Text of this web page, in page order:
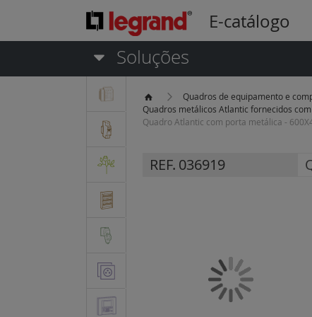
E-catálogo
Soluções
Quadros de equipamento e
Quadros metálicos Atlantic fornecidos
Quadro Atlantic com porta metálica -
REF. 036919